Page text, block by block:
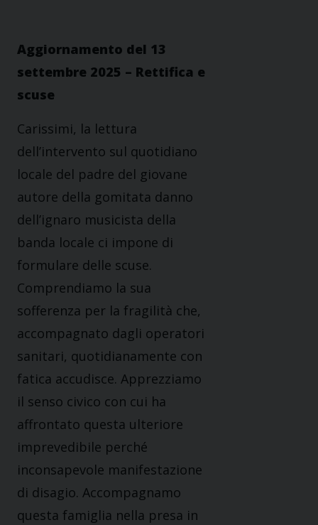
Aggiornamento del 13
settembre 2025 – Rettifica e
scuse
Carissimi, la lettura
dell’intervento sul quotidiano
locale del padre del giovane
autore della gomitata danno
dell’ignaro musicista della
banda locale ci impone di
formulare delle scuse.
Comprendiamo la sua
sofferenza per la fragilità che,
accompagnato dagli operatori
sanitari, quotidianamente con
fatica accudisce. Apprezziamo
il senso civico con cui ha
affrontato questa ulteriore
imprevedibile perché
inconsapevole manifestazione
di disagio. Accompagnamo
questa famiglia nella presa in